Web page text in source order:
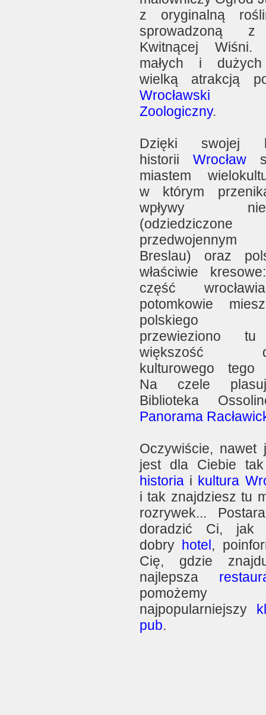
z oryginalną
sprowadzoną
Kwitnącej
małych i
wielką atrakcją
Wrocławski
Zoologiczny.
Dzięki swojej
historii Wrocław
miastem
w którym
wpływy
przedwojennym
Breslau) oraz
właściwie
część
potomkowie
polskiego
przewieziono
większość
kulturowego tego
Na czele
Biblioteka
Panorama
Oczywiście, nawet
jest dla Ciebie
historiai kultura
i tak znajdziesz tu
rozrywek...
doradzić Ci, jak
dobry hotel,
Cię, gdzie
najlepsza
pomożemy
najpopularniejszy
pub.